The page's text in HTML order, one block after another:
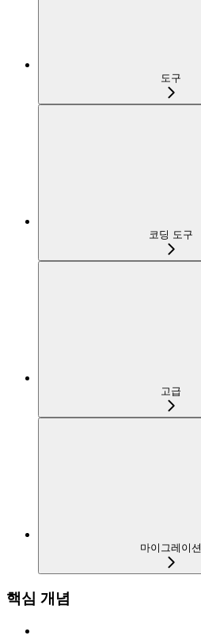
도구
코딩 도구
고급
마이그레이션
핵심 개념